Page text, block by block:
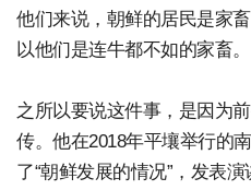
他们来说，朝鲜的居民是家
以他们是连牛都不如的家畜。
之所以要说这件事，是因为
传。他在2018年平壤举行的
了“朝鲜发展的情况”，发表